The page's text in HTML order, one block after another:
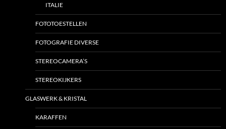
ITALIE
FOTOTOESTELLEN
FOTOGRAFIE DIVERSE
STEREOCAMERA’S
STEREOKIJKERS
GLASWERK & KRISTAL
KARAFFEN